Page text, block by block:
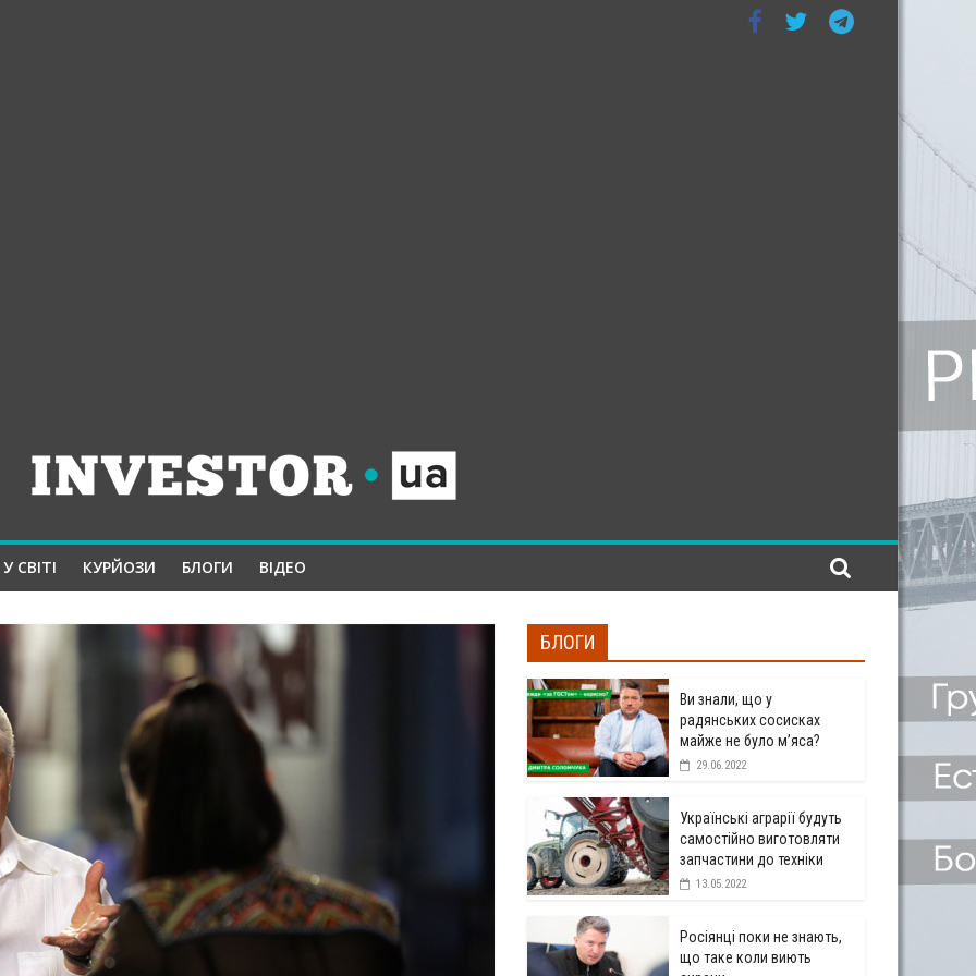
У СВІТІ КУРЙОЗИ БЛОГИ ВІДЕО
БЛОГИ
Ви знали, що у
радянських сосисках
майже не було м’яса?
29.06.2022
Українські аграрії будуть
самостійно виготовляти
запчастини до техніки
13.05.2022
Росіянці поки не знають,
що таке коли виють